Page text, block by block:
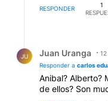
RESPONDER
1
JU Juan Uranga
12
Responder a carlos
Anibal? Alberto?
de ellos? Son